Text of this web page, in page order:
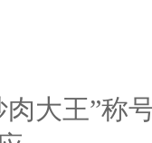
大王”称